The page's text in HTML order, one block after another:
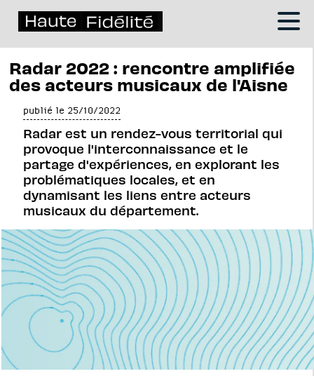
Radar 2022 : rencontre amplifiée
des acteurs musicaux de l'Aisne
publié le 25/10/2022
Radar est un rendez-vous territorial qui
provoque l'interconnaissance et le
partage d'expériences, en explorant les
problématiques locales, et en
dynamisant les liens entre acteurs
musicaux du département.